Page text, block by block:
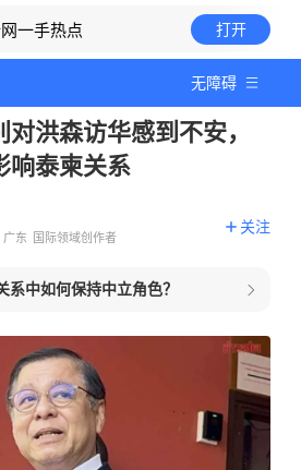
一手热点 打开
无障碍
洪森访华感到不安，
响泰柬关系
广东 国际领域创作者
关注
系中如何保持中立角色？